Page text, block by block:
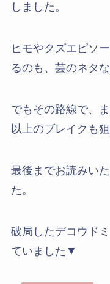
しました。
ヒモやクズエピソ
るのも、芸のネタ
でもその路線で、
以上のブレイクも
最後までお読みい
た。
破局したデコウド
ていました▼